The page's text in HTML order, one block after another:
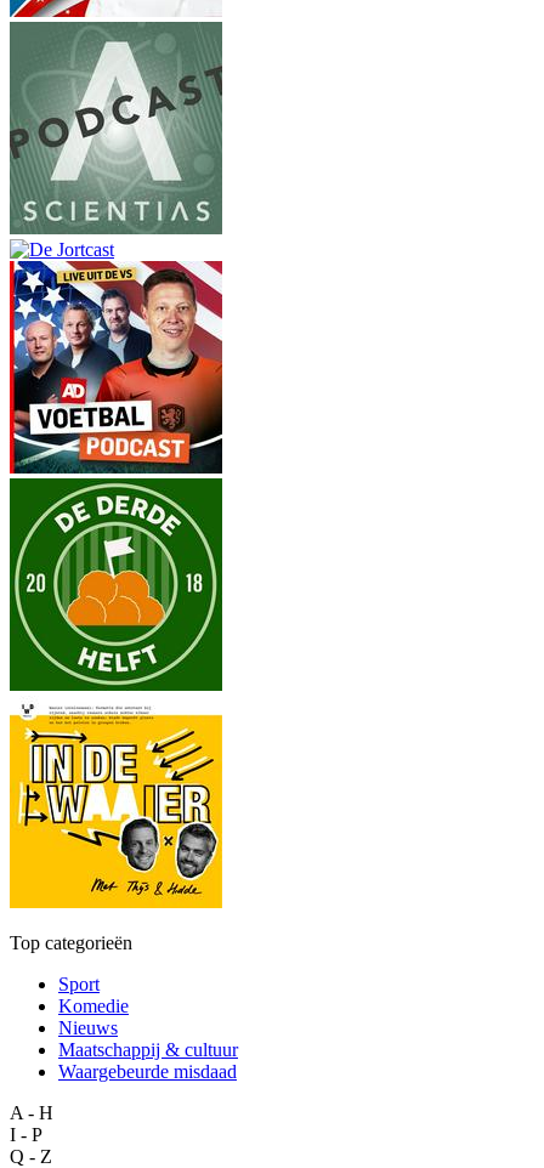
Top categorieën
Sport
Komedie
Nieuws
Maatschappij & cultuur
Waargebeurde misdaad
A - H
I - P
Q - Z